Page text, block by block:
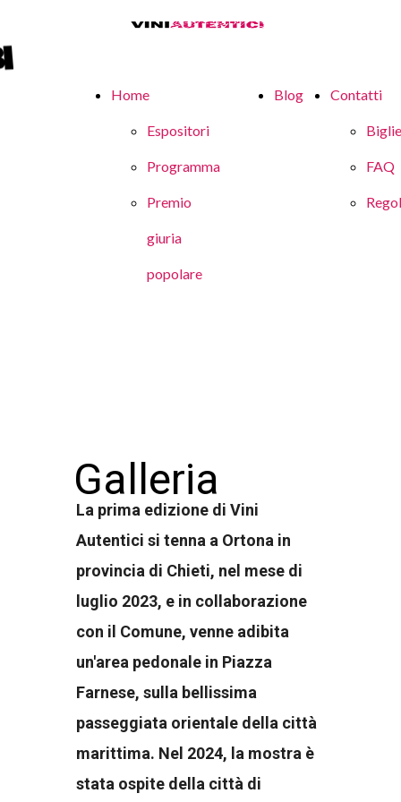
Home
Espositori
Programma
Premio
giuria
popolare
Blog Contatti
FAQ
Galleria
La prima edizione di Vini
Autentici si tenna a Ortona in
provincia di Chieti, nel mese di
luglio 2023, e in collaborazione
con il Comune, venne adibita
un'area pedonale in Piazza
Farnese, sulla bellissima
passeggiata orientale della città
marittima. Nel 2024, la mostra è
stata ospite della città di